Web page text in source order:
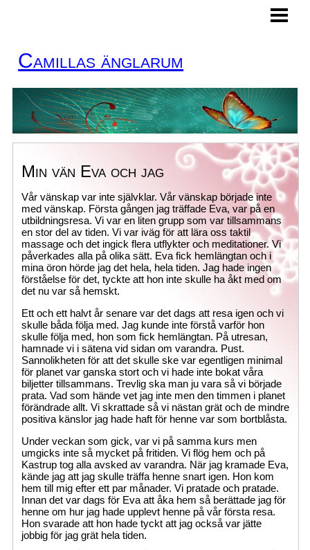
BOKA TID
KURSER
KONTAKT
Camillas änglarum
Min vän Eva och jag
Vår vänskap var inte självklar. Vår vänskap började inte
med vänskap. Första gången jag träffade Eva, var på en
utbildningsresa. Vi var en liten grupp som var tillsammans
en stor del av tiden. Vi var iväg för att lära oss taktil
massage och det ingick flera utflykter och meditationer. Vi
påverkades alla på olika sätt. Eva fick hemlängtan och i
mina öron hörde jag det hela, hela tiden. Jag hade ingen
förståelse för det, tyckte att hon inte skulle ha åkt med om
det nu var så hemskt.
Ett och ett halvt år senare var det dags att resa igen och vi
skulle båda följa med. Jag kunde inte förstå varför hon
skulle följa med, hon som fick hemlängtan. På utresan,
hamnade vi i sätena vid sidan om varandra. Pust.
Sannolikheten för att det skulle ske var egentligen minimal
för planet var ganska stort och vi hade inte bokat våra
biljetter tillsammans. Trevlig ska man ju vara så vi började
prata. Vad som hände vet jag inte men den timmen i planet
förändrade allt. Vi skrattade så vi nästan grät och de mindre
positiva känslor jag hade haft för henne var som bortblåsta.
Under veckan som gick, var vi på samma kurs men
umgicks inte så mycket på fritiden. Vi flög hem och på
Kastrup tog alla avsked av varandra. När jag kramade Eva,
kände jag att jag skulle träffa henne snart igen. Hon kom
hem till mig efter ett par månader. Vi pratade och pratade.
Innan det var dags för Eva att åka hem så berättade jag för
henne om hur jag hade upplevt henne på vår första resa.
Hon svarade att hon hade tyckt att jag också var jätte
jobbig för jag grät hela tiden.